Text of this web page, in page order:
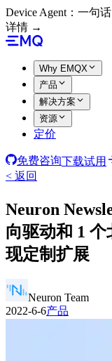
Device Agent：一句
详情 →
Why EMQX
产品
解决方案
资源
定价
免费咨询下载试用
< 返回
Neuron
向驱动和 1
现定制扩展
Neuron Team
2022-6-6产品